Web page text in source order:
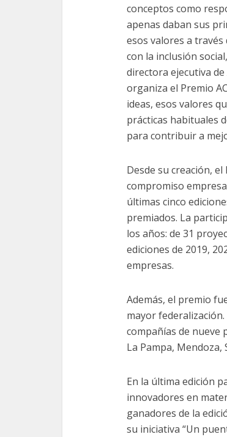
conceptos como
apenas daban sus
esos valores a
con la inclusión
directora ejecutiva
organiza el Premio
ideas, esos valores
prácticas habituales
para contribuir a
Desde su creación,
compromiso
últimas cinco
premiados. La
los años: de 31
ediciones de 2019,
empresas.
Además, el premio
mayor
compañías de nueve
La Pampa, Mendoza,
En la última edición
innovadores en
ganadores de la
su iniciativa “Un